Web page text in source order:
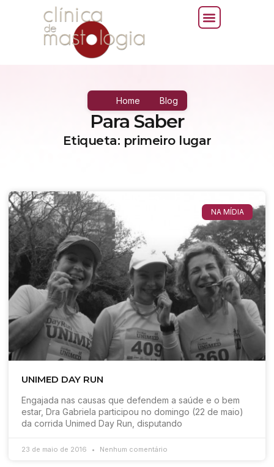
Home Blog
Para Saber
Etiqueta: primeiro lugar
NA MÍDIA
UNIMED DAY RUN
Engajada nas causas que defendem a saúde e o bem
estar, Dra Gabriela participou no domingo (22 de maio)
da corrida Unimed Day Run, disputando
23 de maio de 2016 Nenhum comentário